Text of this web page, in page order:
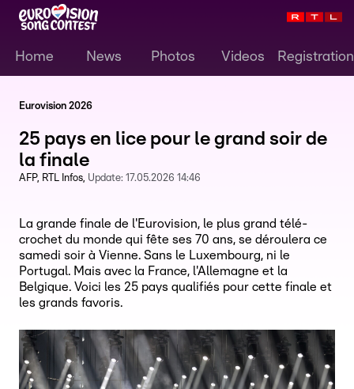
Home News Photos Videos Registration
Eurovision 2026
25 pays en lice pour le grand soir de
la finale
AFP RTL Infos Update: 17.05.2026 14:46
La grande finale de l'Eurovision, le plus grand télé-
crochet du monde qui fête ses 70 ans, se déroulera ce
samedi soir à Vienne. Sans le Luxembourg, ni le
Portugal. Mais avec la France, l'Allemagne et la
Belgique. Voici les 25 pays qualifiés pour cette finale et
les grands favoris.